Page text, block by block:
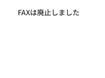
FAXは廃止しました